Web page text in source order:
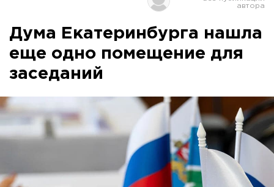
Оренбург
Дума Екатеринбурга нашла
еще одно помещение для
заседаний